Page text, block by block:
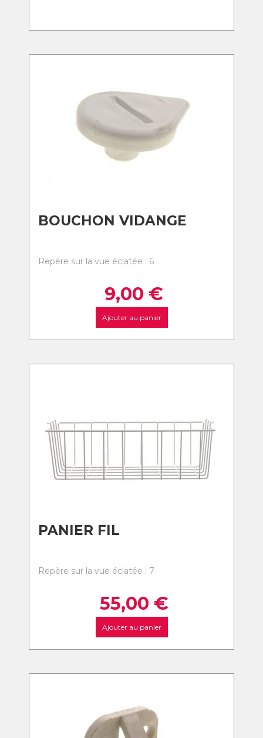
BOUCHON VIDANGE
Repère sur la vue éclatée : 6
9,00 €
Ajouter au panier
PANIER FIL
Repère sur la vue éclatée : 7
55,00 €
Ajouter au panier